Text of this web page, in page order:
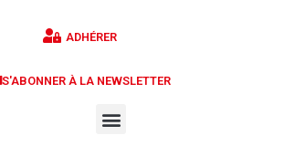
ADHÉRER
S'ABONNER À LA NEWSLETTER